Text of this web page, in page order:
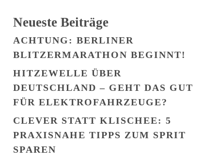
Neueste Beiträge
ACHTUNG: BERLINER
BLITZERMARATHON BEGINNT!
HITZEWELLE ÜBER
DEUTSCHLAND – GEHT DAS GUT
FÜR ELEKTROFAHRZEUGE?
CLEVER STATT KLISCHEE: 5
PRAXISNAHE TIPPS ZUM SPRIT
SPAREN